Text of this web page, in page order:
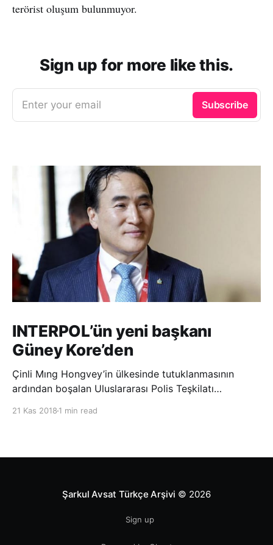
terörist oluşum bulunmuyor.
Sign up for more like this.
Enter your email Subscribe
INTERPOL’ün yeni başkanı
Güney Kore’den
Çinli Mıng Hongvey’in ülkesinde tutuklanmasının
ardından boşalan Uluslararası Polis Teşkilatı
21 Kas 2018 1 min read
Şarkul Avsat Türkçe Arşivi © 2026
Sign up